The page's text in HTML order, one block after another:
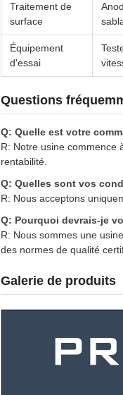
Traitement de
surface
Équipement
d'essai
Questions
Q: Quelle est votre
R: Notre usine commence
rentabilité.
Q: Quelles sont vos
R: Nous acceptons
Q: Pourquoi devrais-je
R: Nous sommes une
des normes de qualité
Galerie de produits